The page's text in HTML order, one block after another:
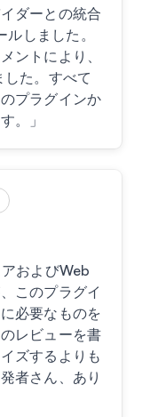
ダーとの統合
しました。
ントにより、
た。すべて
プラグインか
。」
およびWeb
このプラグイ
必要なものを
レビューを書
ズするよりも
者さん、あり